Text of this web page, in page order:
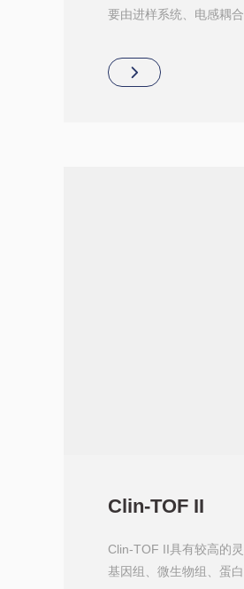
要由进样系统、电感耦
Clin-TOF II
Clin-TOF II具有较高的
基因组、微生物组、蛋